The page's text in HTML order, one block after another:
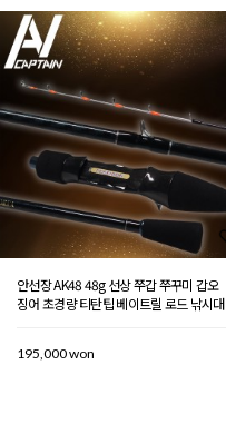
안선장 AK48 48g 선상 쭈갑 쭈꾸미 갑오
징어 초경량 티탄팁 베이트릴 로드 낚시대
195,000 won